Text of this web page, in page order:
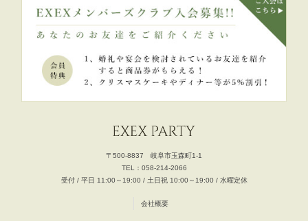
〒500-8837 岐阜市玉森町1-1
TEL：058-214-2066
受付 / 平日 11:00～19:00 / 土日祝 10:00～19:00 / 水曜定休
会社概要